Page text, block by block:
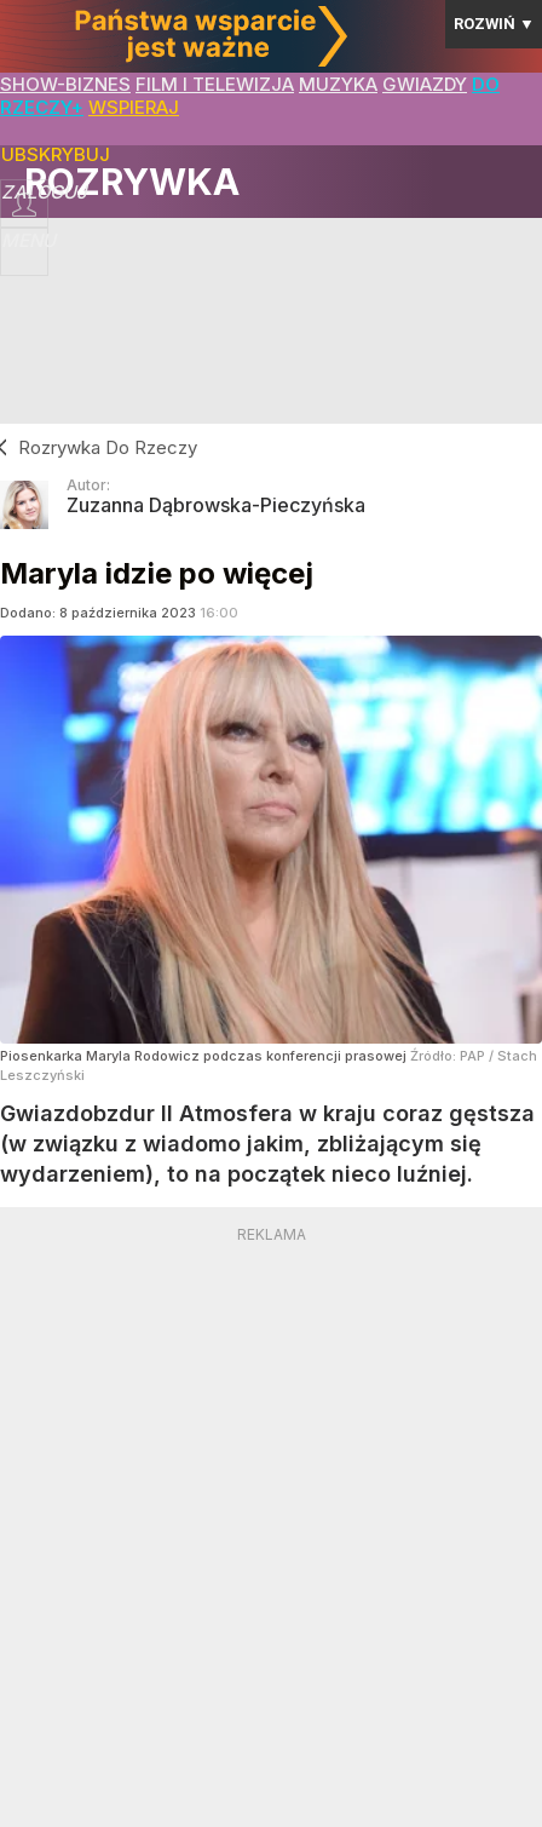
ROZWIŃ ▼
SHOW-BIZNES FILM I TELEWIZJA MUZYKA GWIAZDY DO
RZECZY+ WSPIERAJ
ZALOGUJ
ROZRYWKA
Rozrywka Do Rzeczy
Autor:
Zuzanna Dąbrowska-Pieczyńska
Maryla idzie po więcej
Dodano: 8 października 2023 16:00
Piosenkarka Maryla Rodowicz podczas konferencji prasowej Źródło: PAP / Stach
Leszczyński
Gwiazdobzdur II Atmosfera w kraju coraz gęstsza
(w związku z wiadomo jakim, zbliżającym się
wydarzeniem), to na początek nieco luźniej.